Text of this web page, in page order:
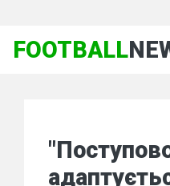
FOOTBALL